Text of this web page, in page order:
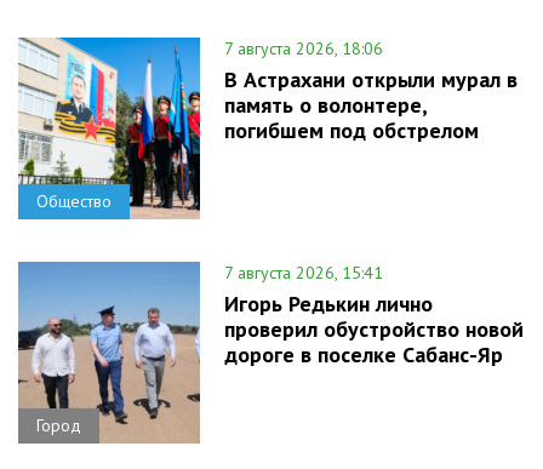
Общество
7 августа 2026, 18:06
В Астрахани открыли мурал в
память о волонтере,
погибшем под обстрелом
Город
7 августа 2026, 15:41
Игорь Редькин лично
проверил обустройство новой
дороге в поселке Сабанс-Яр